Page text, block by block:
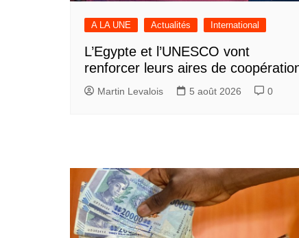
A LA UNE Actualités International
L’Egypte et l’UNESCO vont
renforcer leurs aires de
Martin Levalois 5 août 2026 0